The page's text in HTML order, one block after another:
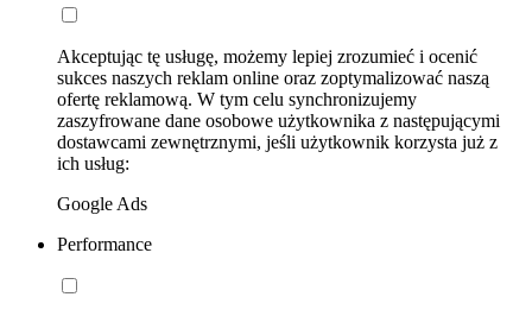
Akceptując tę usługę, możemy lepiej zrozumieć i ocenić
sukces naszych reklam online oraz zoptymalizować naszą
ofertę reklamową. W tym celu synchronizujemy
zaszyfrowane dane osobowe użytkownika z następującymi
dostawcami zewnętrznymi, jeśli użytkownik korzysta już z
ich usług:
Google Ads
Performance